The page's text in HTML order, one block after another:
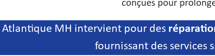
conçues pour
Atlantique MH intervient pour des
fournissant des services